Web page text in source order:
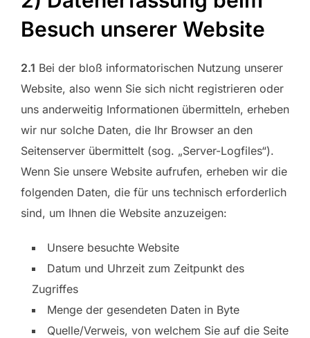
Besuch unserer Website
2.1 Bei der bloß informatorischen Nutzung unserer
Website, also wenn Sie sich nicht registrieren oder
uns anderweitig Informationen übermitteln, erheben
wir nur solche Daten, die Ihr Browser an den
Seitenserver übermittelt (sog. „Server-Logfiles“).
Wenn Sie unsere Website aufrufen, erheben wir die
folgenden Daten, die für uns technisch erforderlich
sind, um Ihnen die Website anzuzeigen:
Unsere besuchte Website
Datum und Uhrzeit zum Zeitpunkt des
Zugriffes
Menge der gesendeten Daten in Byte
Quelle/Verweis, von welchem Sie auf die Seite